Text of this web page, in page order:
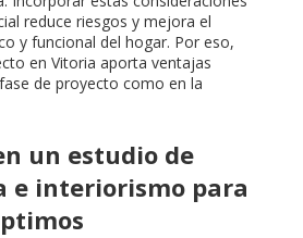
reduce riesgos y mejora el
y funcional del hogar. Por eso,
en Vitoria aporta ventajas
de proyecto como en la
un estudio de
e interiorismo para